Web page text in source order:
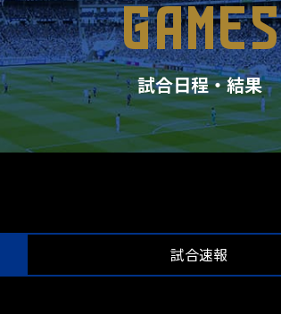
GAMES
試合日程・結果
試合速報